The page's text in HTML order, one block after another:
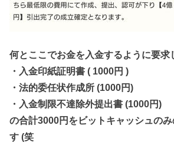
何とここでお金を入金するように要求
・入金印紙証明書 ( 1000円 )
・法的委任状作成所 (1000円)
・入金制限不達除外提出書 (1000円)
の合計3000円をビットキャッシュの
す (笑